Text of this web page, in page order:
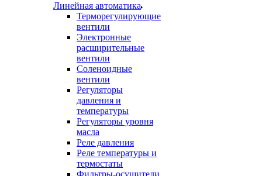
Линейная автоматика
Терморегулирующие
вентили
Электронные
расширительные
вентили
Соленоидные
вентили
Регуляторы
давления и
температуры
Регуляторы уровня
масла
Реле давления
Реле температуры и
термостаты
Фильтры-осушители